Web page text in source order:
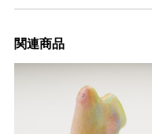
関連商品